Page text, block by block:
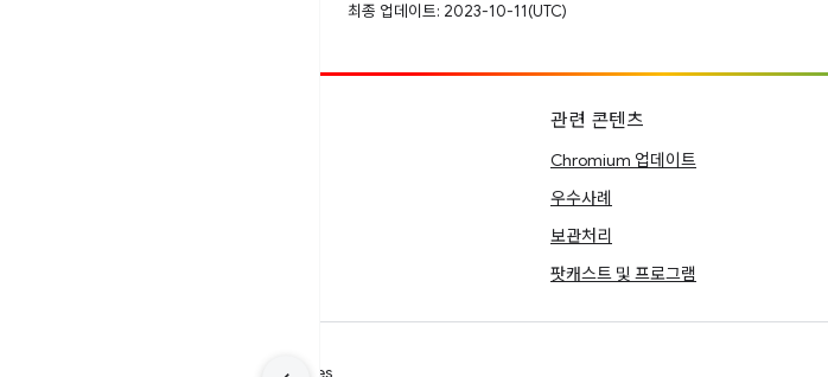
최종 업데이트: 2023-10-11(UTC)
관련 콘텐츠
Chromium 업데이트
우수사례
보관처리
팟캐스트 및 프로그램
Manage cookies